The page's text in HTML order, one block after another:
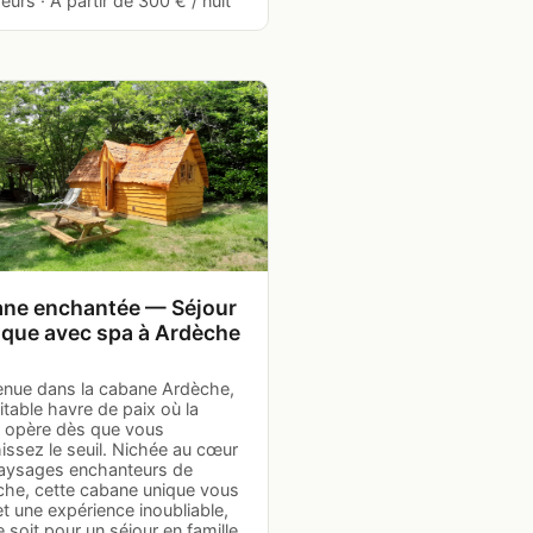
enchantée — Séjour
avec spa à Ardèche
dans la cabane Ardèche,
havre de paix où la
opère dès que vous
le seuil. Nichée au cœur
enchanteurs de
cette cabane unique vous
une expérience inoubliable,